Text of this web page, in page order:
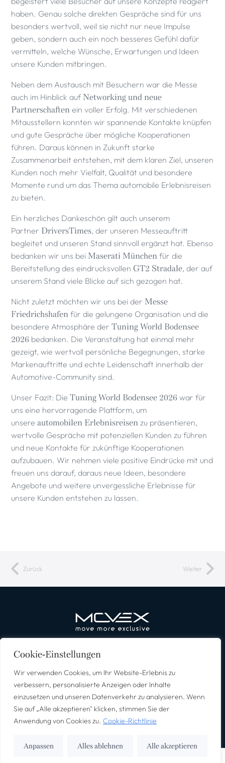
Cookie-Einstellungen
Wir verwenden Cookies, um Ihr Website-Erlebnis zu
verbessern, personalisierte Anzeigen oder Inhalte
einzusetzen und unseren Datenverkehr zu analysieren. Wenn
Sie auf „Alle akzeptieren" klicken, stimmen Sie der
Anwendung von Cookies zu. Cookie-Richtlinie
Anpassen Alles ablehnen Alle akzeptieren
haben. Genau solche direkten Gespräche sind für uns
besonders wertvoll, weil sie nicht nur neue Impulse
geben, sondern auch ein noch besseres Gefühl dafür
vermitteln, welche Wünsche, Erwartungen und Ideen
unsere Kunden mitbringen.
Neben dem Austausch mit Besuchern war die Messe
auch im Hinblick auf Networking und neue
Partnerschaften ein voller Erfolg. Mit verschiedenen
Mitausstellern konnten wir spannende Kontakte knüpfen
und gute Gespräche über mögliche Kooperationen
führen. Daraus können in Zukunft starke
Zusammenarbeit entstehen, mit dem klaren Ziel, unseren
Kunden noch mehr Vielfalt, Qualität und besondere
Momente rund um das Thema automobile Erlebnisreisen
zu bieten.
Ein herzliches Dankeschön gilt auch unserem
Partner DriversTimes, der unseren Messeauftritt
begleitet und unseren Stand sinnvoll ergänzt hat. Ebenso
bedanken wir uns bei Maserati München für die
Bereitstellung des eindrucksvollen GT2 Stradale, der auf
unserem Stand viele Blicke auf sich gezogen hat.
Nicht zuletzt möchten wir uns bei der Messe
Friedrichshafen für die gelungene Organisation und die
besondere Atmosphäre der Tuning World Bodensee
2026 bedanken. Die Veranstaltung hat einmal mehr
gezeigt, wie wertvoll persönliche Begegnungen, starke
Markenauftritte und echte Leidenschaft innerhalb der
Automotive-Community sind.
Unser Fazit: Die Tuning World Bodensee 2026 war für
uns eine hervorragende Plattform, um
unsere automobilen Erlebnisreisen zu präsentieren,
wertvolle Gespräche mit potenziellen Kunden zu führen
und neue Kontakte für zukünftige Kooperationen
aufzubauen. Wir nehmen viele positive Eindrücke mit und
freuen uns darauf, daraus neue Ideen, besondere
Angebote und weitere unvergessliche Erlebnisse für
unsere Kunden entstehen zu lassen.
Zurück Weiter
Erlebnisreisen Reiseziele
Newsletter Anmeldung Impressum Datenschutz
©2026 – Alle Rechte vorbehalten.